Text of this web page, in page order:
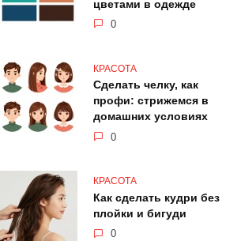
цветами в одежде
0
КРАСОТА
Сделать челку, как
профи: стрижемся в
домашних условиях
0
КРАСОТА
Как сделать кудри без
плойки и бигуди
0